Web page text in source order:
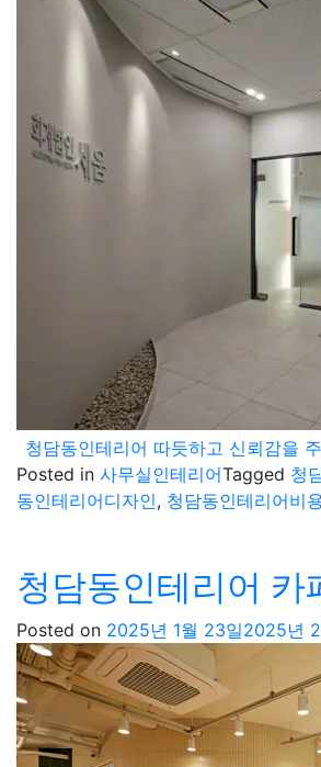
청담동인테리어 따듯하고 신뢰감을
Posted in 사무실인테리어Tagged 청
동인테리어디자인, 청담동인테리어비
청담동인테리어 카
Posted on 2025년 1월 23일2025년